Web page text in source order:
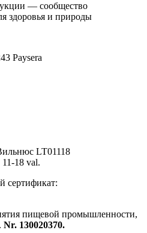
— сообщество
здоровья и природы
Paysera
LT01118
18 val.
сертификат:
пищевой промышленности,
Nr. 130020370.